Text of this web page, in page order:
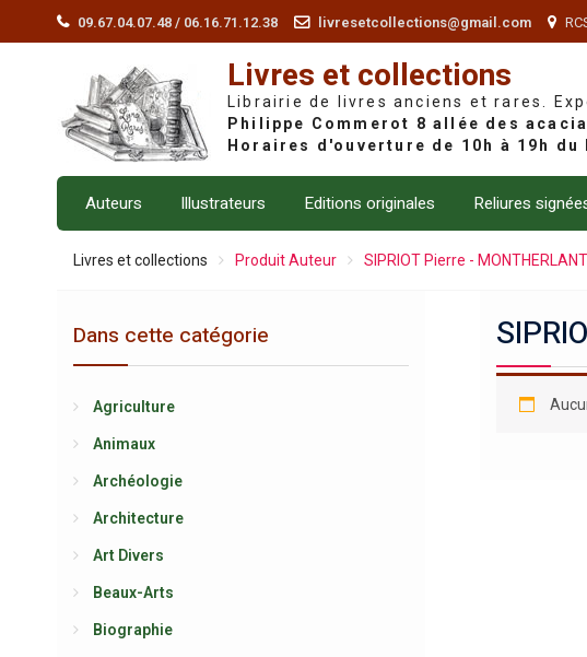
09.67.04.07.48 / 06.16.71.12.38 livresetcollections@gmail.com
Livres et collections
Librairie de livres anciens et rares.
Auteurs Illustrateurs Editions originales Reliures
Livres et collections Produit Auteur SIPRIOT Pierre - MONTHERLANT
Dans cette catégorie
Agriculture
Animaux
Archéologie
Architecture
Art Divers
Beaux-Arts
Biographie